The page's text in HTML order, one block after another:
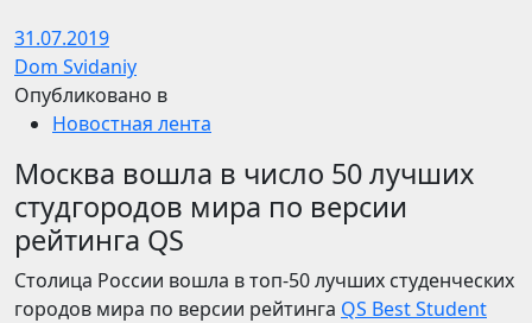
31.07.2019
Dom Svidaniy
Опубликовано в
Новостная лента
Москва вошла в число 50 лучших
студгородов мира по версии
рейтинга QS
Столица России вошла в топ-50 лучших студенческих
городов мира по версии рейтинга QS Best Student